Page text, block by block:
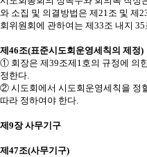
와 소집 및 의결방법은 제21조 및 제
회위원회에 관하여는 제33조 내지 35
제 46조(표준시도회운영세칙의 제정)
① 회장은 제39조제 1호의 규정에 의
정한다.
② 시도회에서 시도회운영세칙을 정
따라 정하여야 한다.
제 9장 사무기구
제 47조(사무기구)